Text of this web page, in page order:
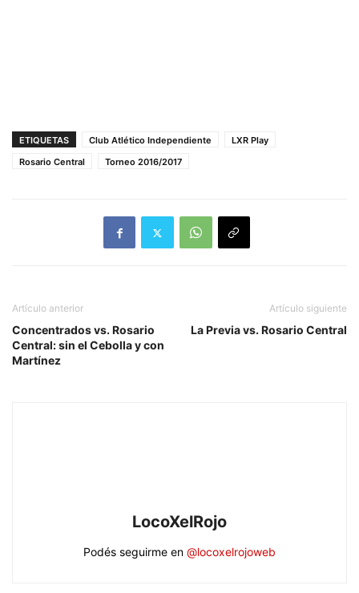
ETIQUETAS Club Atlético Independiente
LXR Play
Rosario Central
Torneo 2016/2017
Artículo anterior
Concentrados vs. Rosario
Central: sin el Cebolla y con
Martínez
Artículo siguiente
La Previa vs. Rosario Central
LocoXelRojo
Podés seguirme en @locoxelrojoweb